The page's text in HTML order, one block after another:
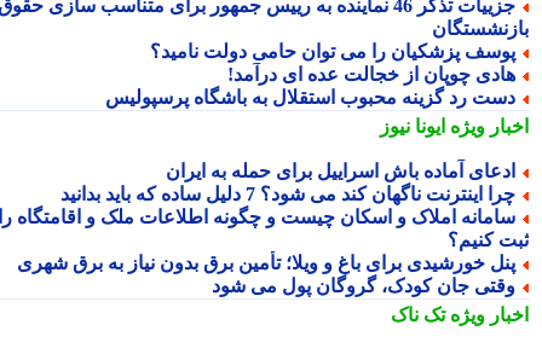
جزییات تذکر 46 نماینده به رییس جمهور برای متناسب سازی حقوق
پزشکیان را می توان حامی دولت نامید؟
چوپان از خجالت عده ای درآمد!
رد گزینه محبوب استقلال به باشگاه پرسپولیس
ویژهایونا نیوز
آماده باش اسراییل برای حمله به ایران
اینترنت ناگهان کند می شود؟ 7 دلیل ساده که باید بدانید
املاک و اسکان چیست و چگونه اطلاعات ملک و اقامتگاه را
کنیم؟
خورشیدی برای باغ و ویلا؛ تأمین برق بدون نیاز به برق شهری
جان کودک، گروگان پول می شود
ویژهتک ناک